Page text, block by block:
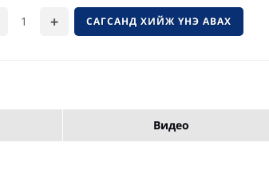
САГСАНД ХИЙЖ ҮНЭ АВАХ
Видео